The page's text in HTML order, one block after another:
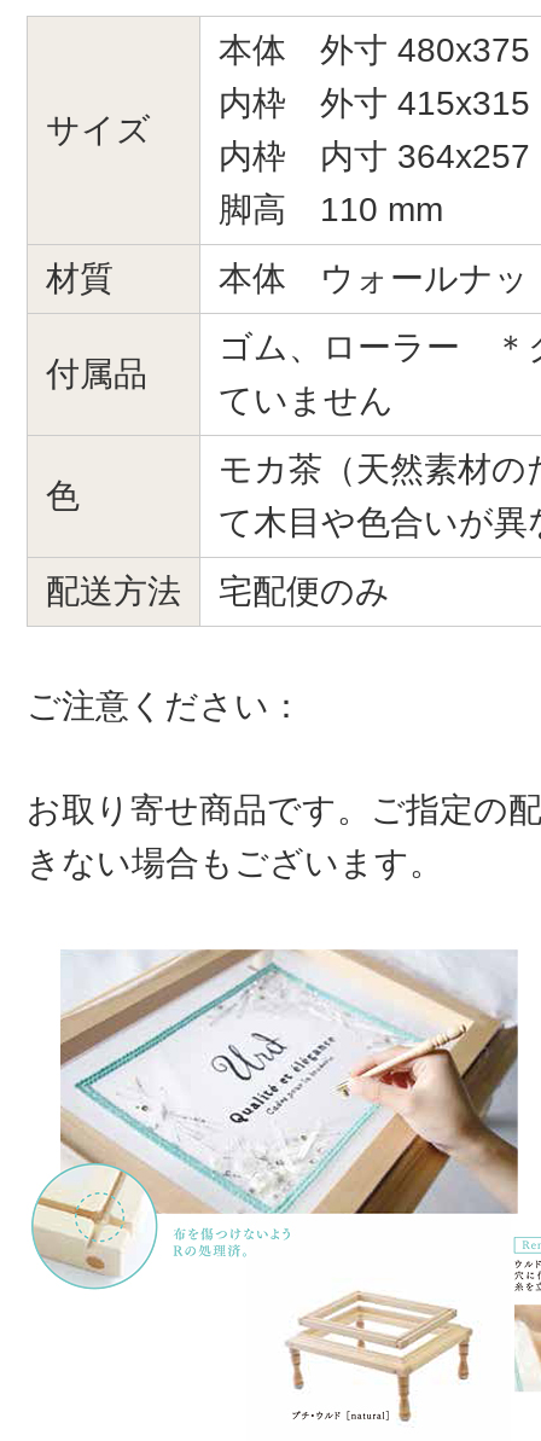
サイズ
本体 外寸 480x375
内枠 外寸 415x315
内枠 内寸 364x257
脚高 110 mm
材質
本体 ウォールナッ
付属品
ゴム、ローラー ＊
ていません
色
モカ茶（天然素材
て木目や色合いが異
配送方法
宅配便のみ
ご注意ください：
お取り寄せ商品です。ご指定の
きない場合もございます。